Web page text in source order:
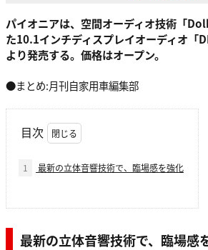
パイオニアは、空間オーディオ技術「
た10.1インチディスプレイオーディオ「
より発売する。価格はオープン。
●まとめ:月刊自家用車編集部
目次
1 最新の立体音響技術で、臨場感を強化
最新の立体音響技術で、臨場感